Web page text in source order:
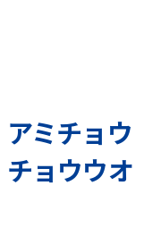
アミチョウ
チョウウオ